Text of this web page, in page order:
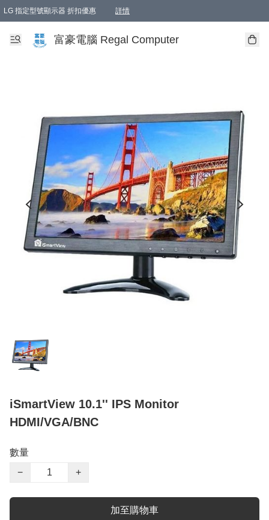
LG 指定型號顯示器 折扣優惠 詳情
富豪電腦 Regal Computer
iSmartView 10.1'' IPS Monitor
HDMI/VGA/BNC
數量
−
+
加至購物車